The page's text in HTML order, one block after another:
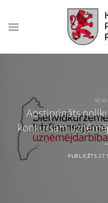
content
Apstiprināts
konkursam
PUBLICĒTS 27